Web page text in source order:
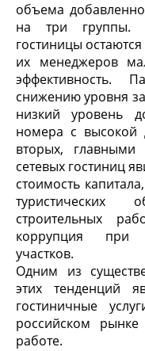
объема
на три группы.
гостиницы
их менеджеров
эффективность.
снижению уровня
низкий уровень
номера с высокой
вторых, главными
сетевых гостиниц
стоимость
туристических
строительных
коррупция при
участков.
Одним из
этих тенденций
гостиничные
российском
работе.